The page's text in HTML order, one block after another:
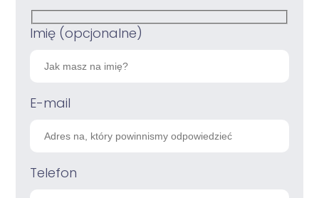
Imię (opcjonalne)
E-mail
Telefon